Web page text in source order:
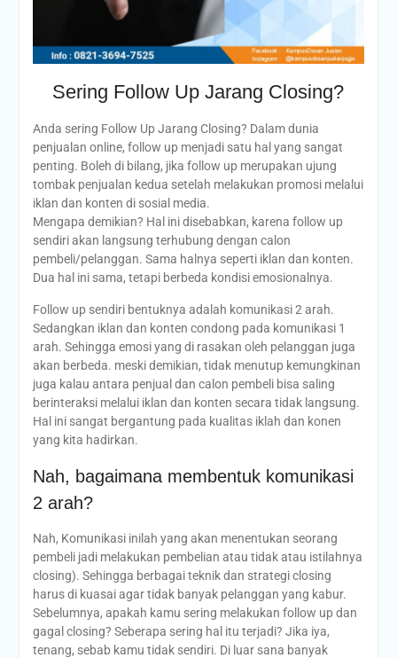
Sering Follow Up Jarang Closing?
Anda sering Follow Up Jarang Closing? Dalam dunia
penjualan online, follow up menjadi satu hal yang sangat
penting. Boleh di bilang, jika follow up merupakan ujung
tombak penjualan kedua setelah melakukan promosi melalui
iklan dan konten di sosial media.
Mengapa demikian? Hal ini disebabkan, karena follow up
sendiri akan langsung terhubung dengan calon
pembeli/pelanggan. Sama halnya seperti iklan dan konten.
Dua hal ini sama, tetapi berbeda kondisi emosionalnya.
Follow up sendiri bentuknya adalah komunikasi 2 arah.
Sedangkan iklan dan konten condong pada komunikasi 1
arah. Sehingga emosi yang di rasakan oleh pelanggan juga
akan berbeda. meski demikian, tidak menutup kemungkinan
juga kalau antara penjual dan calon pembeli bisa saling
berinteraksi melalui iklan dan konten secara tidak langsung.
Hal ini sangat bergantung pada kualitas iklah dan konen
yang kita hadirkan.
Nah, bagaimana membentuk komunikasi
2 arah?
Nah, Komunikasi inilah yang akan menentukan seorang
pembeli jadi melakukan pembelian atau tidak atau istilahnya
closing). Sehingga berbagai teknik dan strategi closing
harus di kuasai agar tidak banyak pelanggan yang kabur.
Sebelumnya, apakah kamu sering melakukan follow up dan
gagal closing? Seberapa sering hal itu terjadi? Jika iya,
tenang, sebab kamu tidak sendiri. Di luar sana banyak